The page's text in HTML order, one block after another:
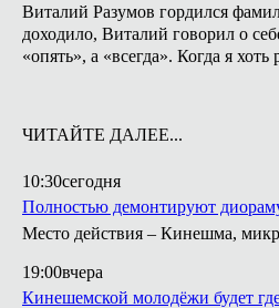
Виталий Разумов гордился
доходило, Виталий говорил о
«опять», а «всегда». Когда я
ЧИТАЙТЕ ДАЛЕЕ...
10:30сегодня
Полностью демонтируют
Место действия – Кинешма,
19:00вчера
Кинешемской молодёжи будет